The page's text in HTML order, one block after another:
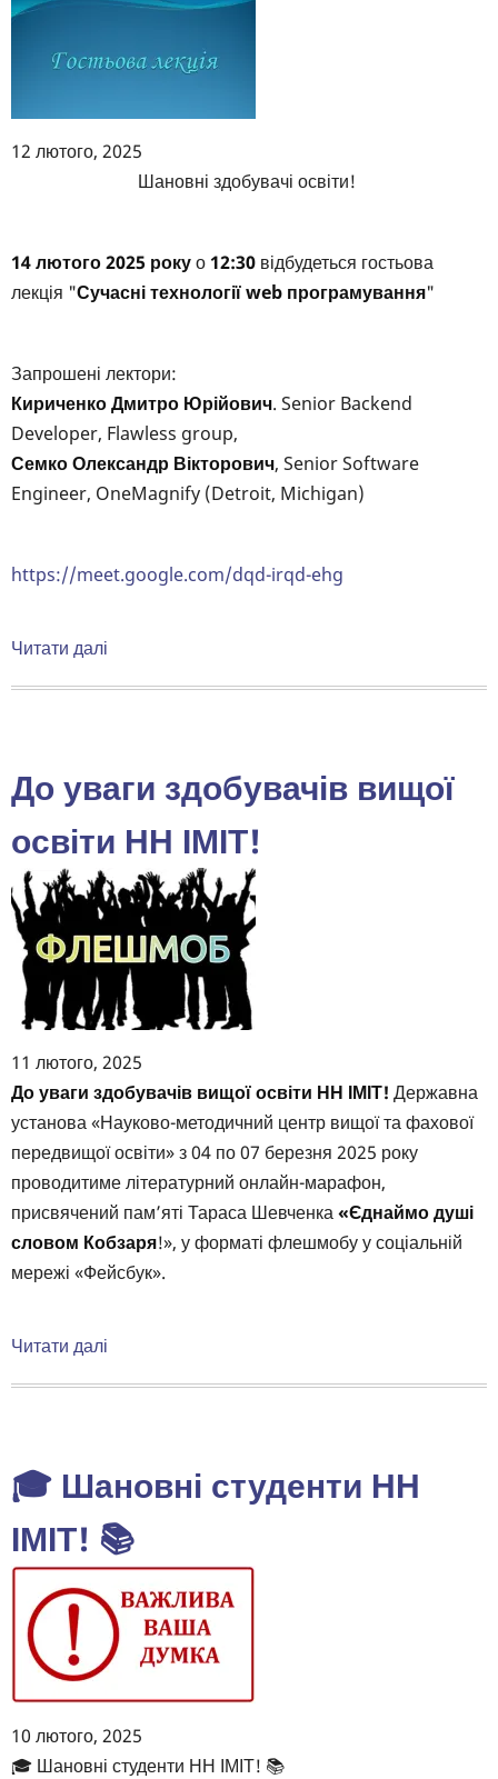
в
12 лютого, 2025
Шановні здобувачі освіти!
14 лютого 2025 рокуо 12:30 відбудеться гостьова
лекція "Сучасні технології web програмування"
Запрошені лектори:
Кириченко Дмитро Юрійович. Senior Backend
Developer, Flawless group,
Семко Олександр Вікторович, Senior Software
Engineer, OneMagnify (Detroit, Michigan)
https://meet.google.com/dqd-irqd-ehg
Читати далі
web
програмування"
До уваги здобувачів вищої
освіти НН ІМІТ!
11 лютого, 2025
Body
До уваги здобувачів вищої освіти НН ІМІТ! Державна
установа «Науково-методичний центр вищої та фахової
передвищої освіти» з 04 по 07 березня 2025 року
проводитиме літературний онлайн-марафон,
присвячений пам’яті Тараса Шевченка«Єднаймо душі
словом Кобзаря!», у форматі флешмобу у соціальній
мережі «Фейсбук».
Читати далі
освіти
НН
ІМІТ!
🎓 Шановні студенти НН
ІМІТ! 📚
10 лютого, 2025
Body
🎓 Шановні студенти НН ІМІТ! 📚